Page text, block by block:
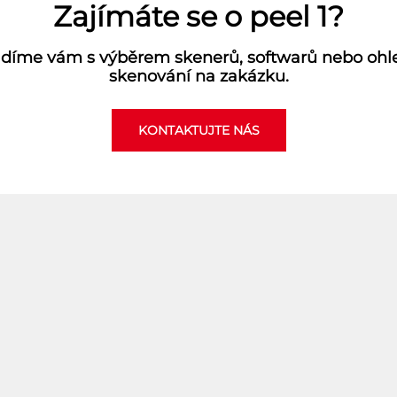
Zajímáte se o peel 1?
vám s výběrem skenerů, softwarů nebo
skenování na zakázku.
KONTAKTUJTE NÁS